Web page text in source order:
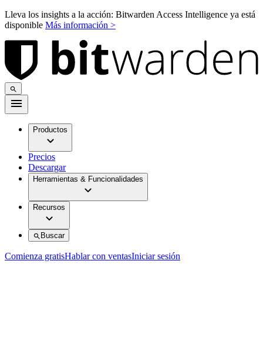
Lleva los insights a la acción: Bitwarden Access Intelligence ya está
disponible Más información >
Productos
Precios
Descargar
Herramientas & Funcionalidades
Recursos
Buscar
Comienza gratisHablar con ventasIniciar sesión